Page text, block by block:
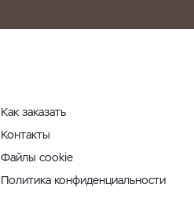
Как заказать
Контакты
Файлы cookie
Политика конфиденциальности